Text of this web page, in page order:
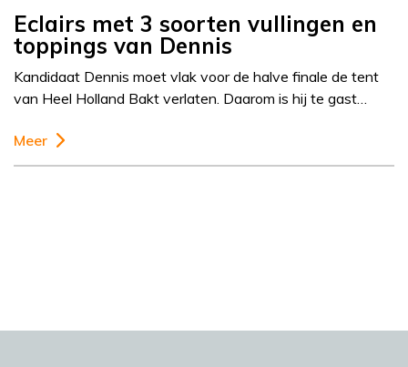
Eclairs met 3 soorten vullingen en
toppings van Dennis
Kandidaat Dennis moet vlak voor de halve finale de tent
van Heel Holland Bakt verlaten. Daarom is hij te gast…
Meer